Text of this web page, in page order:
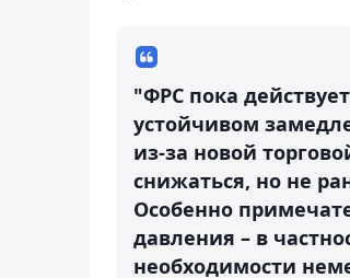
"ФРС пока
устойчивом
из-за новой
снижаться, но не
Особенно
давления – в
необходимости